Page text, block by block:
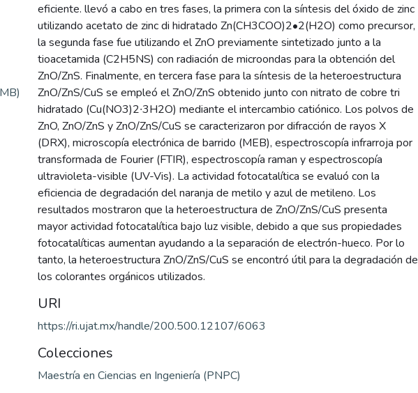
eficiente. llevó a cabo en tres fases, la primera con la síntesis del óxido de zinc
utilizando acetato de zinc di hidratado Zn(CH3COO)2•2(H2O) como precursor,
la segunda fase fue utilizando el ZnO previamente sintetizado junto a la
tioacetamida (C2H5NS) con radiación de microondas para la obtención del
ZnO/ZnS. Finalmente, en tercera fase para la síntesis de la heteroestructura
ZnO/ZnS/CuS se empleó el ZnO/ZnS obtenido junto con nitrato de cobre tri
hidratado (Cu(NO3)2∙3H2O) mediante el intercambio catiónico. Los polvos de
ZnO, ZnO/ZnS y ZnO/ZnS/CuS se caracterizaron por difracción de rayos X
(DRX), microscopía electrónica de barrido (MEB), espectroscopía infrarroja por
transformada de Fourier (FTIR), espectroscopía raman y espectroscopía
ultravioleta-visible (UV-Vis). La actividad fotocatalítica se evaluó con la
eficiencia de degradación del naranja de metilo y azul de metileno. Los
resultados mostraron que la heteroestructura de ZnO/ZnS/CuS presenta
mayor actividad fotocatalítica bajo luz visible, debido a que sus propiedades
fotocatalíticas aumentan ayudando a la separación de electrón-hueco. Por lo
tanto, la heteroestructura ZnO/ZnS/CuS se encontró útil para la degradación de
los colorantes orgánicos utilizados.
URI
https://ri.ujat.mx/handle/200.500.12107/6063
Colecciones
Maestría en Ciencias en Ingeniería (PNPC)